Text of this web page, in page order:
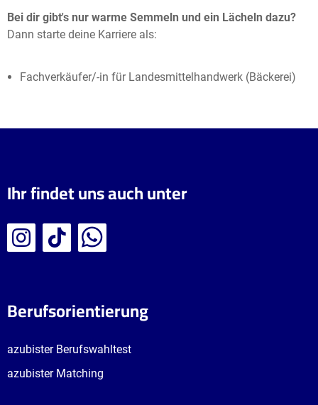
Bei dir gibt's nur warme Semmeln und ein Lächeln dazu?
Dann starte deine Karriere als:
Fachverkäufer/-in für Landesmittelhandwerk (Bäckerei)
Ihr findet uns auch unter
Berufsorientierung
azubister Berufswahltest
azubister Matching